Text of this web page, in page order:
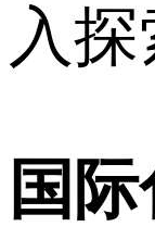
入探
国